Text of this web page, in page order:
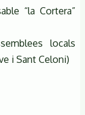
“la Cortera”
locals
i Sant Celoni)